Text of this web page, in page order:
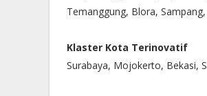
Temanggung, Blora,
Klaster Kota Terinovatif
Surabaya, Mojokerto, Bekasi,